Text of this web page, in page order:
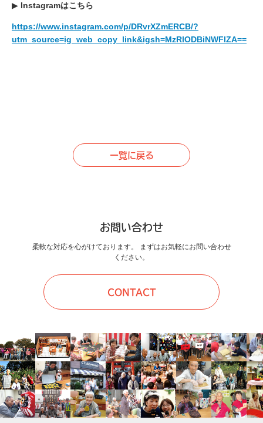
▶︎ Instagramはこちら
https://www.instagram.com/p/DRvrXZmERCB/?
utm_source=ig_web_copy_link&igsh=MzRlODBiNWFlZA==
一覧に戻る
お問い合わせ
柔軟な対応を心がけております。 まずはお気軽にお問い合わせ
ください。
CONTACT